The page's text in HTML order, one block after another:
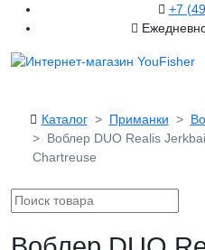
+7
Каталог Приманки
Воблер DUO Realis
Chartreuse